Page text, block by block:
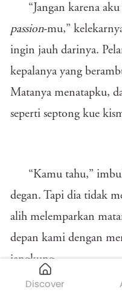
Discover
“Jangan karena
passion-mu,”
ingin jauh darinya.
kepalanya yang
Matanya menatapku,
seperti septong kue
“Kamu tahu,”
degan. Tapi dia tidak
alih melemparkan
depan kami dengan
jangkung.